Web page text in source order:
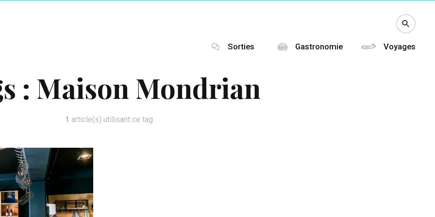
Sorties Gastronomie Voyages
: Maison Mondrian
1 article(s) utilisant ce tag